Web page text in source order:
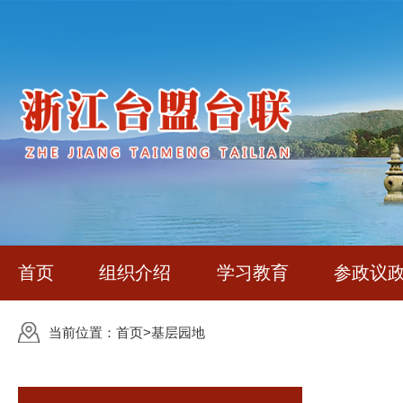
首页 组织介绍 学习教育 参政议
当前位置： 首页>基层园地